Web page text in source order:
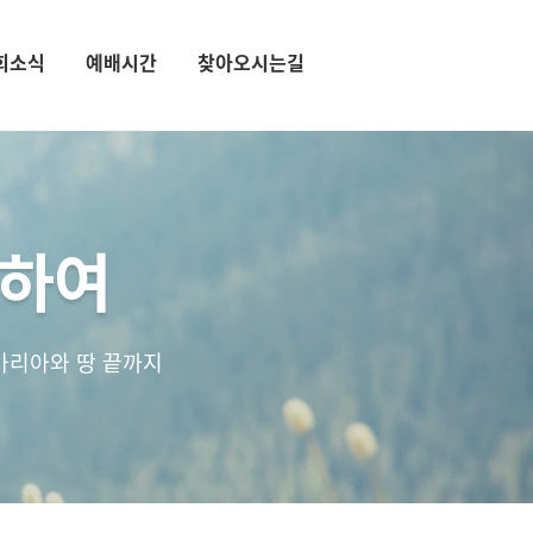
소식 예배시간 찾아오시는길
여
아와 땅 끝까지